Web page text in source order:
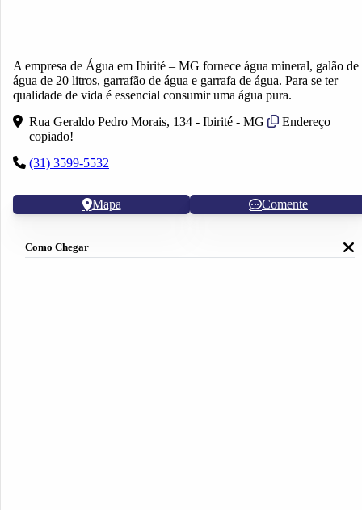
A empresa de Água em Ibirité – MG fornece água mineral, galão de
água de 20 litros, garrafão de água e garrafa de água. Para se ter
qualidade de vida é essencial consumir uma água pura.
Rua Geraldo Pedro Morais, 134 - Ibirité - MG
Endereço
copiado!
(31) 3599-5532
Mapa Comente
Como Chegar